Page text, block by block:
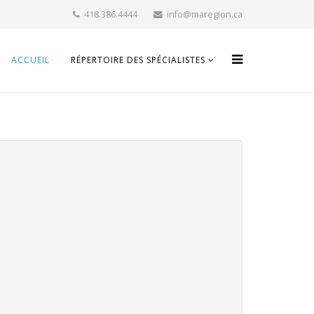
418.386.4444 info@maregion.ca
ACCUEIL RÉPERTOIRE DES SPÉCIALISTES